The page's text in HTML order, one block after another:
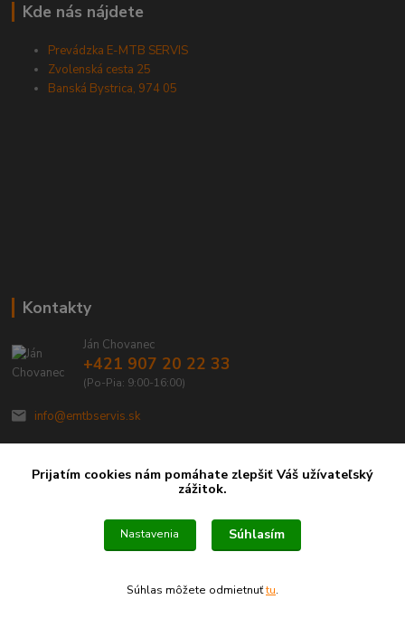
Kde nás nájdete
Prevádzka E-MTB SERVIS
Zvolenská cesta 25
Banská Bystrica, 974 05
Kontakty
Ján Chovanec
+421 907 20 22 33
(Po-Pia: 9:00-16:00)
info@emtbservis.sk
Prijatím cookies nám pomáhate zlepšiť Váš užívateľský
zážitok.
Nastavenia Súhlasím
Súhlas môžete odmietnuťtu.